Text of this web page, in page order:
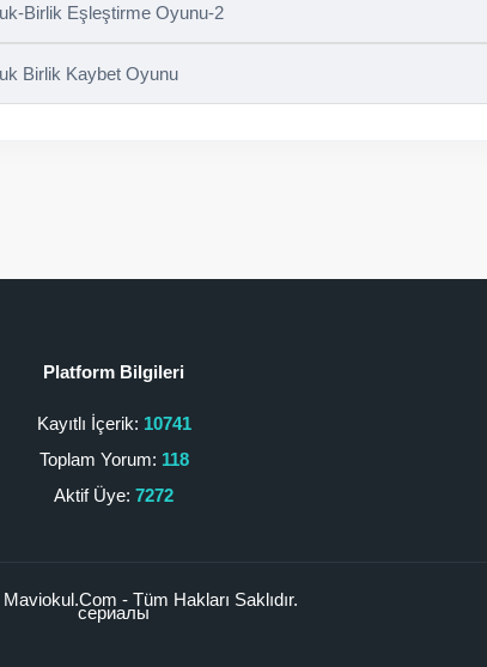
Birlik Eşleştirme Oyunu-2
Birlik Kaybet Oyunu
Platform Bilgileri
Kayıtlı İçerik: 10741
Toplam Yorum: 118
Aktif Üye: 7272
- Tüm Hakları Saklıdır.
сериалы